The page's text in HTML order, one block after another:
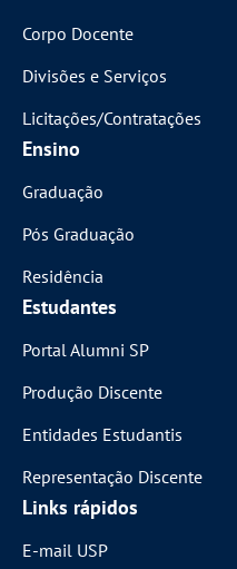
Corpo Docente
Divisões e Serviços
Licitações/Contratações
Ensino
Graduação
Pós Graduação
Residência
Estudantes
Portal Alumni SP
Produção Discente
Entidades Estudantis
Representação Discente
Links rápidos
E-mail USP